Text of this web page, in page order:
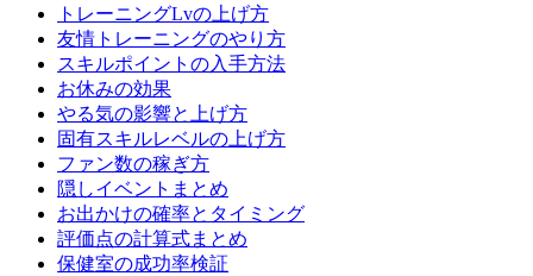
トレーニングLvの上げ方
友情トレーニングのやり方
スキルポイントの入手方法
お休みの効果
やる気の影響と上げ方
固有スキルレベルの上げ方
ファン数の稼ぎ方
隠しイベントまとめ
お出かけの確率とタイミング
評価点の計算式まとめ
保健室の成功率検証